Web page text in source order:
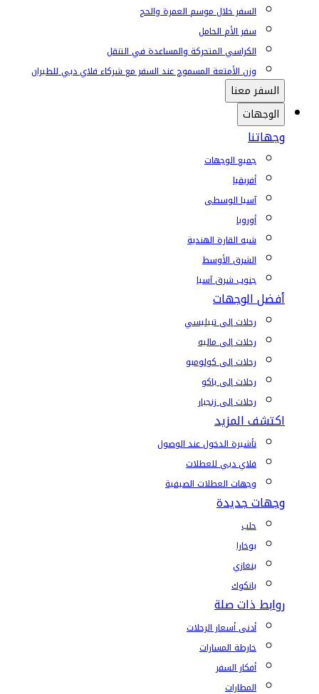
السفر خلال موسم العمرة والحج
سفر الأم الحامل
الكراسي المتحركة والمساعدة في التنقل
وزن الأمتعة المسموح عند السفر مع شركاء فلاي دبي للطيران
السفر معنا
الوجهات
وجهاتنا
جميع الوجهات
أفريقيا
آسيا الوسطى
أوروبا
شبه القارة الهندية
الشرق الأوسط
جنوب شرق آسيا
أفضل الوجهات
رحلات إلى تبيليسي
رحلات إلى ماليه
رحلات إلى كولومبو
رحلات إلى باكو
رحلات إلى زنجبار
اكتشف المزيد
تأشيرة الدخول عند الوصول
فلاي دبي للعطلات
وجهات العطلات الصيفية
وجهات جديدة
حلب
بوخارا
بنغازي
بانكوك
روابط ذات صلة
أدنى أسعار الرحلات
خارطة المسارات
أفكار السفر
المطارات